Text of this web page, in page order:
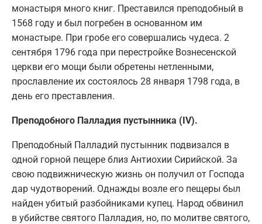
монастыря много книг. Преставился преподобный в
1568 году и был погребен в основанном им
монастыре. При гробе его совершались чудеса. 2
сентября 1796 года при перестройке Вознесенской
церкви его мощи были обретены нетленными,
прославление их состоялось 28 января 1798 года, в
день его преставления.
Преподобного Палладия пустынника (IV).
Преподобный Палладий пустынник подвизался в
одной горной пещере близ Антиохии Сирийской. За
свою подвижническую жизнь он получил от Господа
дар чудотворений. Однажды возле его пещеры был
найден убитый разбойниками купец. Народ обвинил
в убийстве святого Палладия, но, по молитве святого,